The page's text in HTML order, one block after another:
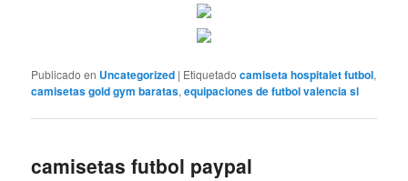
Publicado en Uncategorized | Etiquetado camiseta hospitalet futbol,
camisetas gold gym baratas,equipaciones de futbol valencia sl
camisetas futbol paypal